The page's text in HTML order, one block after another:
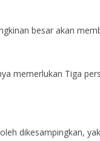
besar akan
memerlukan Tiga
dikesampingkan,